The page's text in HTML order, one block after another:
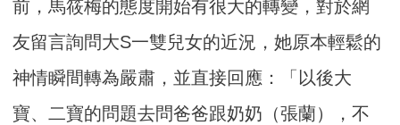
前，馬筱梅的態度開始有很大的轉變，對於網
友留言詢問大S一雙兒女的近況，她原本輕鬆的
神情瞬間轉為嚴肅，並直接回應：「以後大
寶、二寶的問題去問爸爸跟奶奶（張蘭），不